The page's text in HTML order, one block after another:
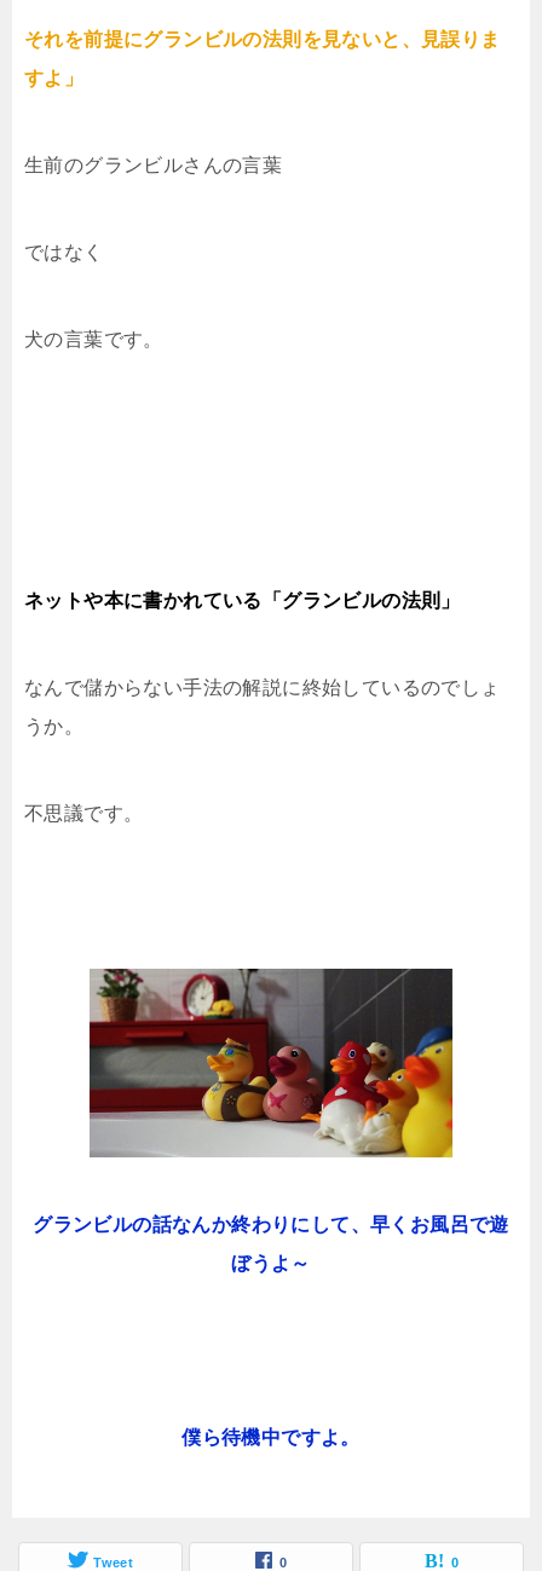
それを前提にグランビルの法則を見ないと、見誤りま
すよ」
生前のグランビルさんの言葉
ではなく
犬の言葉です。
ネットや本に書かれている「グランビルの法則」
なんで儲からない手法の解説に終始しているのでしょ
うか。
不思議です。
グランビルの話なんか終わりにして、早くお風呂で遊
ぼうよ～
僕ら待機中ですよ。
Tweet 0 0